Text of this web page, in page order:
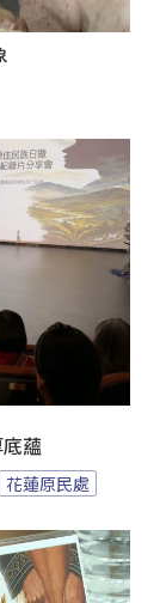
底蘊
花蓮原民處